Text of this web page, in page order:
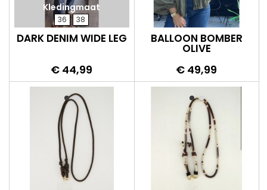
Kledingmaat
36 38
DARK DENIM WIDE LEG
Prijs
€ 44,99
BALLOON BOMBER
OLIVE
Prijs
€ 49,99